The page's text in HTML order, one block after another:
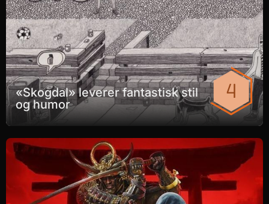
«Skogdal» leverer fantastisk stil
og humor